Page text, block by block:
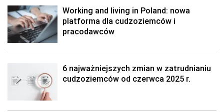
Working and living in Poland: nowa
platforma dla cudzoziemców i
pracodawców
6 najważniejszych zmian w zatrudnianiu
cudzoziemców od czerwca 2025 r.